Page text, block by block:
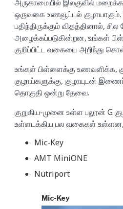
அருகாமையில் இலகுவில்
ஒருவகை உணவூட்டல்
பதிந்திருக்கும் விதத்தினால்,
அழைக்கப்படுகின்றன, உங்கள்
குறிப்பிட்ட வகையை அறிந்து
உங்கள் பிள்ளைக்கு உணவளிக்க,
குழாய்களுக்கு, குழாயுடன்
தொகுதி ஒன்று தேவை.
குறுகிய-முனை உள்ள பலூன் G
உள்ளடக்கிய பல வகைகள் உள்ளன,
Mic-Key
AMT MiniONE
Nutriport
Mic-Key